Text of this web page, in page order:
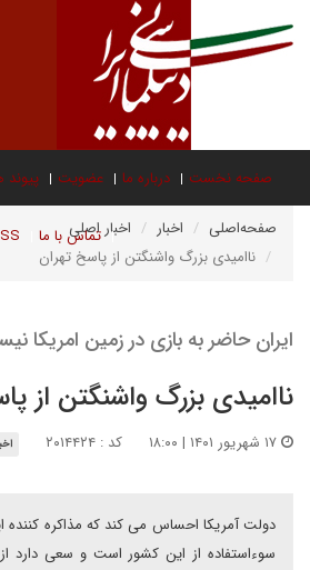
صفحه نخست درباره ما عضویت پیوند
تماس با ما صفحه‌اصلی اخبار
اخبار اصلی
ناامیدی بزرگ واشنگتن از پاسخ تهران
ایران حاضر به بازی در زمین امریکا
ناامیدی بزرگ واشنگتن از
کد : ۲۰۱۴۴۲۴
دولت آمریکا احساس می کند که مذاکره کننده
سوءاستفاده از این کشور است و سعی دارد